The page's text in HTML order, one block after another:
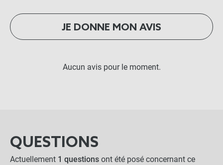
JE DONNE MON AVIS
Aucun avis pour le moment.
QUESTIONS
Actuellement 1 questions ont été posé concernant ce